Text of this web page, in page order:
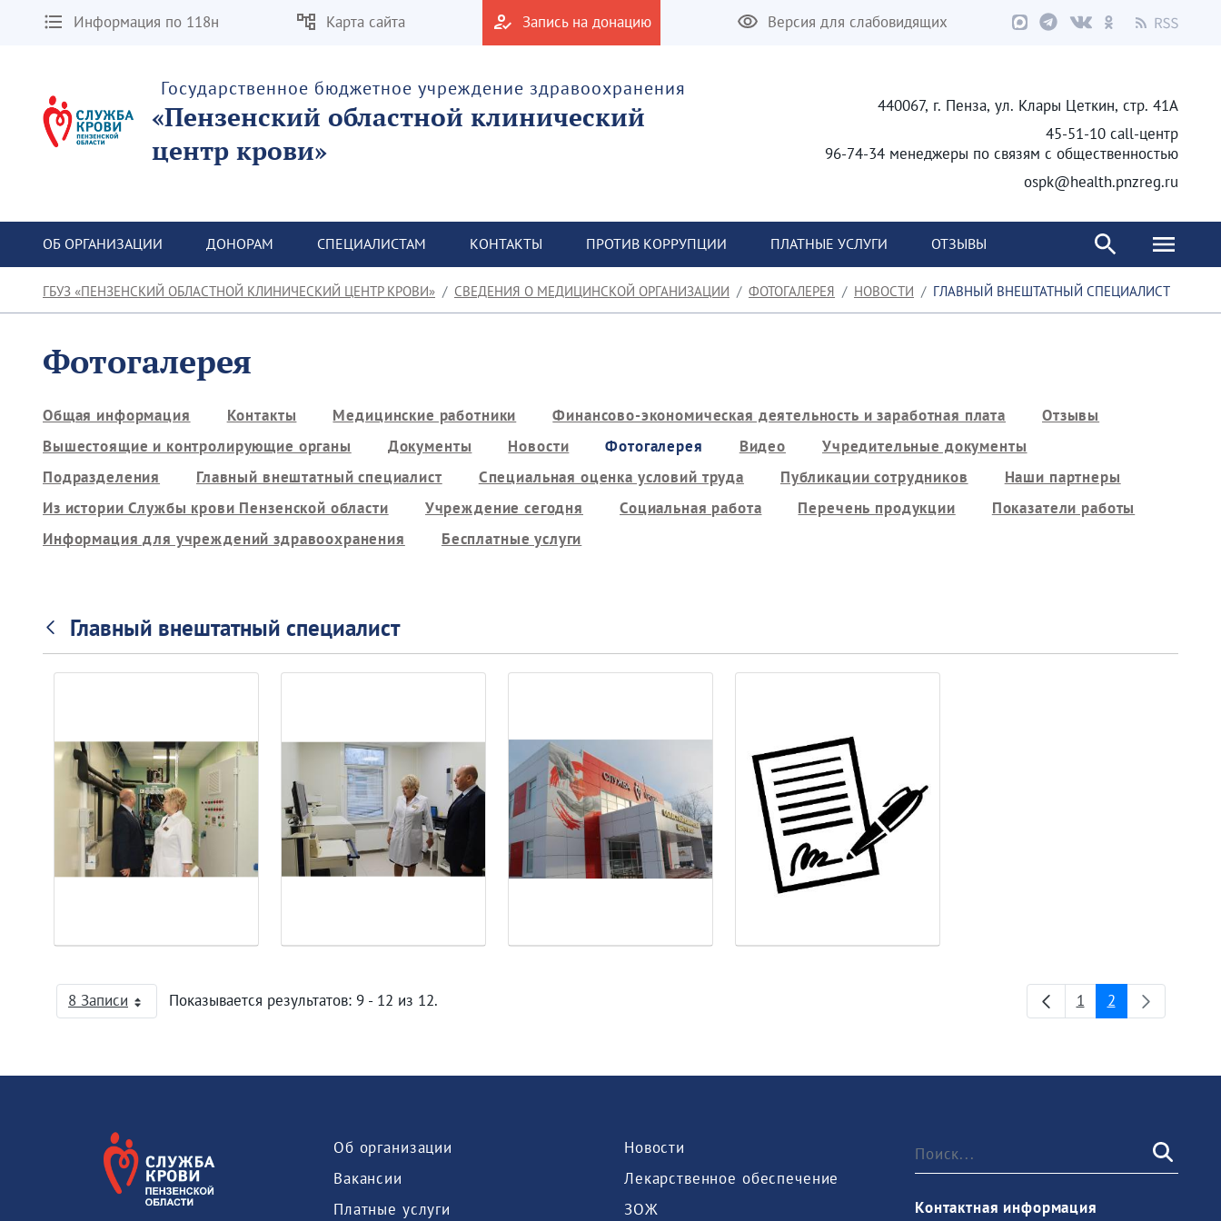
Информация по 118н Карта сайта Запись на донацию Версия для слабовидящих
Государственное бюджетное учреждение здравоохранения
«Пензенский областной клинический
центр крови»
440067, г. Пенза, ул. Клары Цеткин, стр. 41А
45-51-10 call-центр
96-74-34 менеджеры по связям с общественностью
ospk@health.pnzreg.ru
ОБ ОРГАНИЗАЦИИ ДОНОРАМ СПЕЦИАЛИСТАМ КОНТАКТЫ ПРОТИВ КОРРУПЦИИ ПЛАТНЫЕ УСЛУГИ ОТЗЫВЫ
ГБУЗ «ПЕНЗЕНСКИЙ ОБЛАСТНОЙ КЛИНИЧЕСКИЙ ЦЕНТР КРОВИ» СВЕДЕНИЯ О МЕДИЦИНСКОЙ ОРГАНИЗАЦИИ ФОТОГАЛЕРЕЯ НОВОСТИ ГЛАВНЫЙ ВНЕШТАТНЫЙ СПЕЦИАЛИСТ
Фотогалерея
Общая информация Контакты Медицинские работники Финансово-экономическая деятельность и заработная плата
Отзывы
Вышестоящие и контролирующие органы
Документы Новости Фотогалерея Видео
Учредительные документы
Подразделения
Главный внештатный специалист Специальная оценка условий труда Публикации сотрудников
Наши партнеры
Из истории Службы крови Пензенской области
Учреждение сегодня Социальная работа Перечень продукции
Показатели работы
Информация для учреждений здравоохранения
Бесплатные услуги
Главный внештатный специалист
8 ЗаписиНа страницуПоказывается результатов: 9 - 12 из 12. Страница
1 Страница
2
Об организации
Вакансии
Платные услуги
Новости
Лекарственное обеспечение
ЗОЖ
Контактная информация